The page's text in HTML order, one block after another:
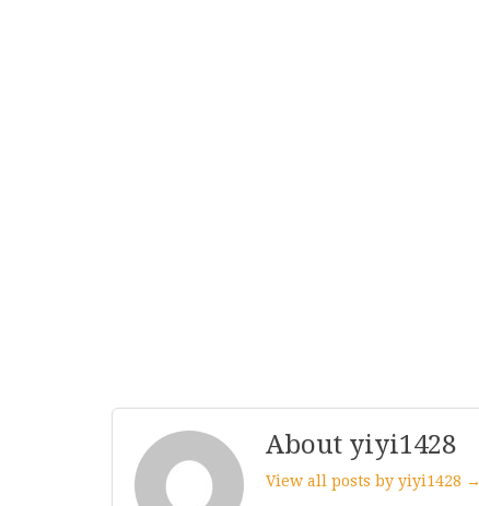
About yiyi1428
View all posts by yiyi1428 →